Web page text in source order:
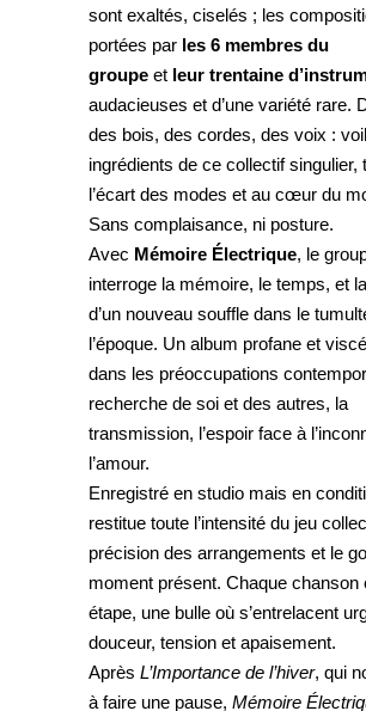
sont exaltés, ciselés ; les
portées par les 6 membres du
groupe et leur trentaine
audacieuses et d’une variété rare.
des bois, des cordes, des voix :
ingrédients de ce collectif singulier,
l’écart des modes et au cœur du
Sans complaisance, ni posture.
Avec Mémoire Électrique, le
interroge la mémoire, le temps, et
d’un nouveau souffle dans le
l’époque. Un album profane et
dans les préoccupations
recherche de soi et des autres, la
transmission, l’espoir face à
l’amour.
Enregistré en studio mais en
restitue toute l’intensité du jeu
précision des arrangements et le
moment présent. Chaque chanson
étape, une bulle où s’entrelacent
douceur, tension et apaisement.
Après L’Importance de l’hiver, qui
à faire une pause, Mémoire